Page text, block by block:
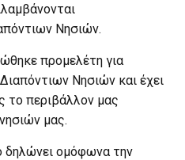
Νησιών.
προμελέτη για
Νησιών και έχει
το περιβάλλον μας
μας.
δηλώνει ομόφωνα την